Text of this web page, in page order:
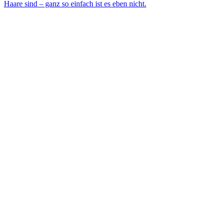
Haare sind – ganz so einfach ist es eben nicht.